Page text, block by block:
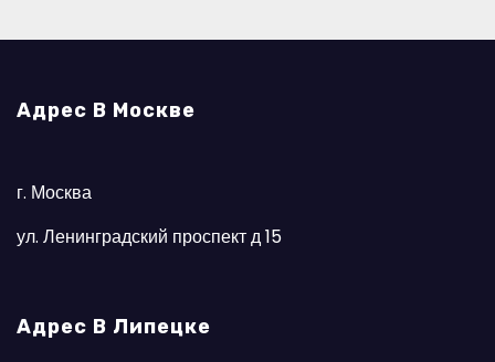
Адрес В Москве
г. Москва
ул. Ленинградский проспект д 15
Адрес В Липецке